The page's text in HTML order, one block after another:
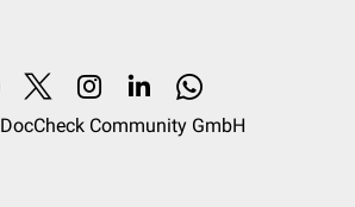
DocCheck Community GmbH